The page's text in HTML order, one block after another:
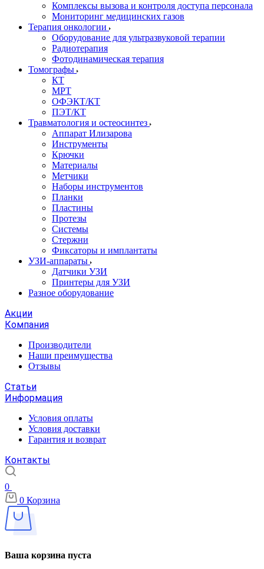
Комплексы вызова и контроля доступа персонала
Мониторинг медицинских газов
Терапия онкологии
Оборудование для ультразвуковой терапии
Радиотерапия
Фотодинамическая терапия
Томографы
КТ
МРТ
ОФЭКТ/КТ
ПЭТ/КТ
Травматология и остеосинтез
Аппарат Илизарова
Инструменты
Крючки
Материалы
Метчики
Наборы инструментов
Планки
Пластины
Протезы
Системы
Стержни
Фиксаторы и имплантаты
УЗИ-аппараты
Датчики УЗИ
Принтеры для УЗИ
Разное оборудование
Акции
Компания
Производители
Наши преимущества
Отзывы
Статьи
Информация
Условия оплаты
Условия доставки
Гарантия и возврат
Контакты
0
0 Корзина
Ваша корзина пуста